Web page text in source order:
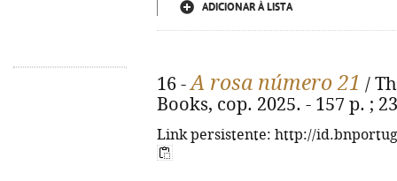
ADICIONAR À LISTA
16 -A rosa número 21 /
Books, cop. 2025. - 157 p. ;
Link persistente: http://